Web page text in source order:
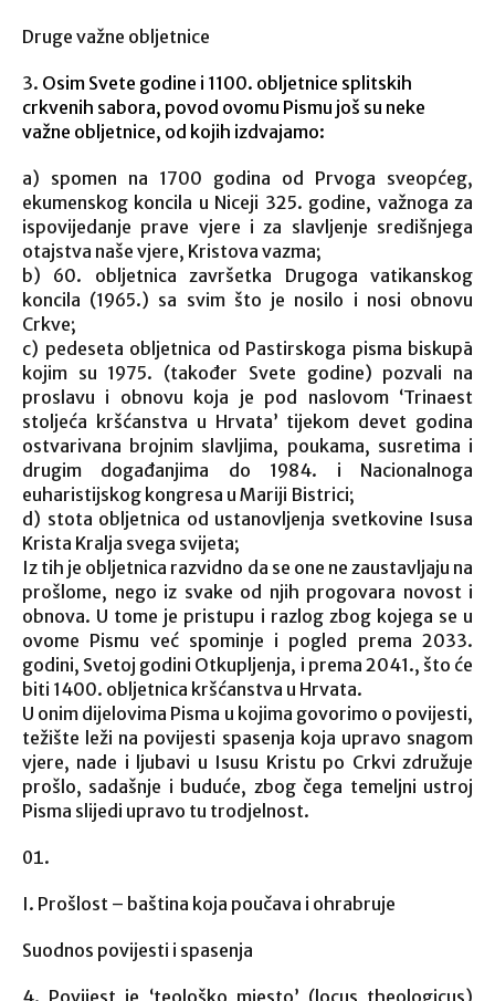
Druge važne obljetnice
3. Osim Svete godine i 1100. obljetnice splitskih
crkvenih sabora, povod ovomu Pismu još su neke
važne obljetnice, od kojih izdvajamo:
a) spomen na 1700 godina od Prvoga sveopćeg,
ekumenskog koncila u Niceji 325. godine, važnoga za
ispovijedanje prave vjere i za slavljenje središnjega
otajstva naše vjere, Kristova vazma;
b) 60. obljetnica završetka Drugoga vatikanskog
koncila (1965.) sa svim što je nosilo i nosi obnovu
Crkve;
c) pedeseta obljetnica od Pastirskoga pisma biskupā
kojim su 1975. (također Svete godine) pozvali na
proslavu i obnovu koja je pod naslovom ‘Trinaest
stoljeća kršćanstva u Hrvata’ tijekom devet godina
ostvarivana brojnim slavljima, poukama, susretima i
drugim događanjima do 1984. i Nacionalnoga
euharistijskog kongresa u Mariji Bistrici;
d) stota obljetnica od ustanovljenja svetkovine Isusa
Krista Kralja svega svijeta;
Iz tih je obljetnica razvidno da se one ne zaustavljaju na
prošlome, nego iz svake od njih progovara novost i
obnova. U tome je pristupu i razlog zbog kojega se u
ovome Pismu već spominje i pogled prema 2033.
godini, Svetoj godini Otkupljenja, i prema 2041., što će
biti 1400. obljetnica kršćanstva u Hrvata.
U onim dijelovima Pisma u kojima govorimo o povijesti,
težište leži na povijesti spasenja koja upravo snagom
vjere, nade i ljubavi u Isusu Kristu po Crkvi združuje
prošlo, sadašnje i buduće, zbog čega temeljni ustroj
Pisma slijedi upravo tu trodjelnost.
I. Prošlost – baština koja poučava i ohrabruje
Suodnos povijesti i spasenja
4. Povijest je ‘teološko mjesto’ (locus theologicus)